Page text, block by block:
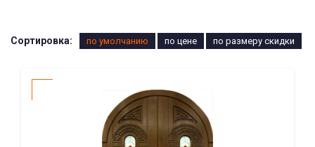
Сортировка: по умолчанию по цене по размеру скидки